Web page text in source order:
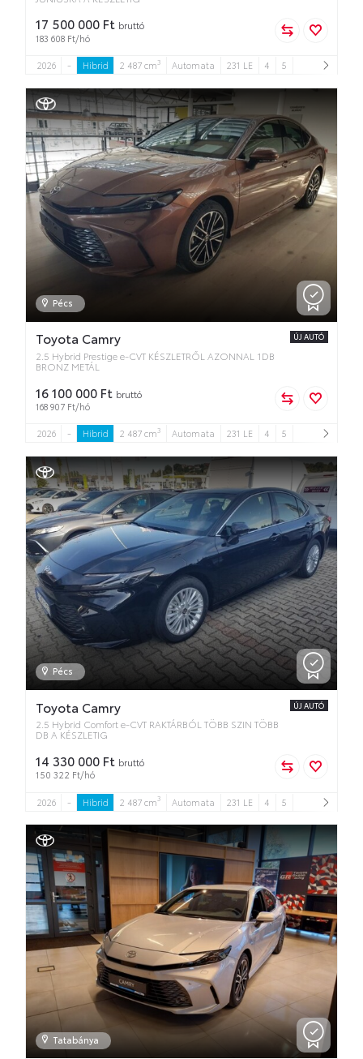
17 500 000 Ft bruttó
183 608 Ft/hó
2026 - Hibrid 2 487 cm3 Automata 231 LE 4 5
Pécs
Toyota Camry
2.5 Hybrid Prestige e-CVT KÉSZLETRŐL AZONNAL 1DB
BRONZ METÁL
ÚJ AUTÓ
16 100 000 Ft bruttó
168 907 Ft/hó
2026 - Hibrid 2 487 cm3 Automata 231 LE 4 5
Pécs
Toyota Camry
2.5 Hybrid Comfort e-CVT RAKTÁRBÓL TÖBB SZIN TÖBB
DB A KÉSZLETIG
ÚJ AUTÓ
14 330 000 Ft bruttó
150 322 Ft/hó
2026 - Hibrid 2 487 cm3 Automata 231 LE 4 5
Tatabánya